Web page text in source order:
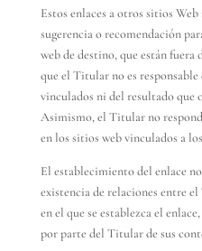
Estos enlaces a otros sitios
sugerencia o recomendación
web de destino, que están
que el Titular no es
vinculados ni del resultado que
Asimismo, el Titular no
en los sitios web vinculados a
El establecimiento del enlace
existencia de relaciones entre
en el que se establezca el
por parte del Titular de sus